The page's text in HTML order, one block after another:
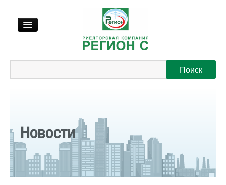
Регионы
Новости